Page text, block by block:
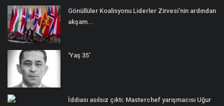
Gönüllüler Koalisyonu Liderler Zirvesi'nin ardından
akşam...
'Yaş 35'
İddiası asılsız çıktı: Masterchef yarışmacısı Uğur